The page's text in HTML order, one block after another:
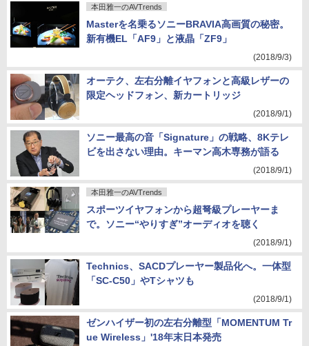
本田雅一のAVTrends
Masterを名乗るソニーBRAVIA高画質の秘密。
新有機EL「AF9」と液晶「ZF9」
(2018/9/3)
オーテク、左右分離イヤフォンと高級レザーの
限定ヘッドフォン、新カートリッジ
(2018/9/1)
ソニー最高の音「Signature」の戦略、8Kテレ
ビを出さない理由。キーマン高木専務が語る
(2018/9/1)
本田雅一のAVTrends
スポーツイヤフォンから超弩級プレーヤーま
で。ソニー“やりすぎ”オーディオを聴く
(2018/9/1)
Technics、SACDプレーヤー製品化へ。一体型
「SC-C50」やTシャツも
(2018/9/1)
ゼンハイザー初の左右分離型「MOMENTUM Tr
ue Wireless」'18年末日本発売